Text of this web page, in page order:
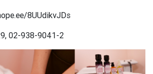
8UUdikvJDs
02-938-9041-2